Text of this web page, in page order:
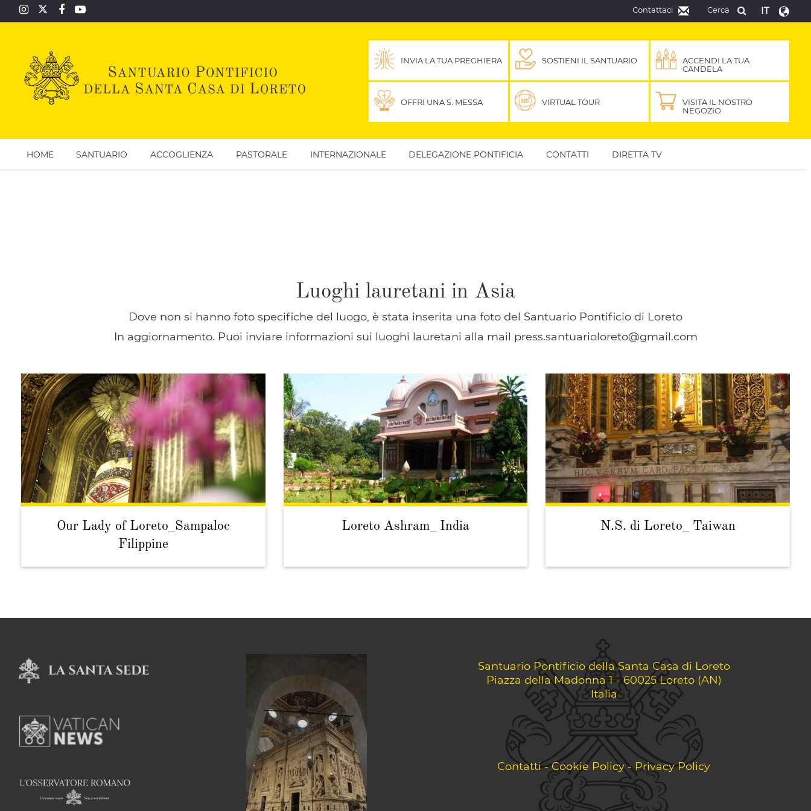
IT
Cerca
Contattaci
INVIA LA TUA PREGHIERA SOSTIENI IL SANTUARIO
ACCENDI LA TUA
CANDELA
OFFRI UNA S. MESSA VIRTUAL TOUR
VISITA IL NOSTRO
NEGOZIO
HOME SANTUARIO ACCOGLIENZA PASTORALE INTERNAZIONALE DELEGAZIONE PONTIFICIA CONTATTI DIRETTA TV
Luoghi lauretani in Asia
Dove non si hanno foto specifiche del luogo, è stata inserita una foto del Santuario Pontificio di Loreto
In aggiornamento. Puoi inviare informazioni sui luoghi lauretani alla mail press.santuarioloreto@gmail.com
Our Lady of Loreto_Sampaloc
Filippine
Loreto Ashram_ India N.S. di Loreto_ Taiwan
Santuario Pontificio della Santa Casa di Loreto
Piazza della Madonna 1 - 60025 Loreto (AN)
Italia
Contatti-Cookie Policy-Privacy Policy